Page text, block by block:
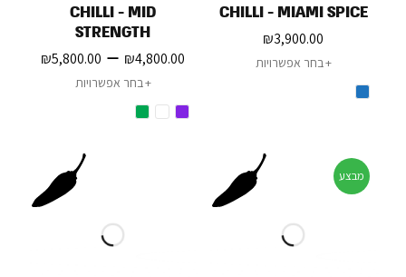
CHILLI - MIAMI SPICE
₪3,900.00
בחר אפשרויות
CHILLI - MID
STRENGTH
₪4,800.00
–
₪5,800.00
בחר אפשרויות
מבצע